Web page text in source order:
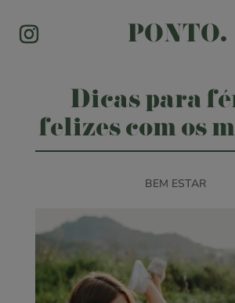
PONTO.
Dicas para
felizes com os
BEM ESTAR